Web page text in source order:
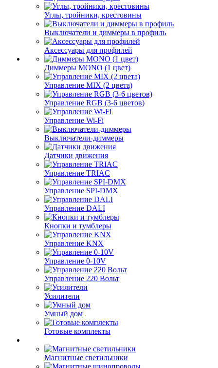
Углы, тройники, крестовины
Выключатели и диммеры в профиль
Аксессуары для профилей
Диммеры MONO (1 цвет)
Управление MIX (2 цвета)
Управление RGB (3-6 цветов)
Управление Wi-Fi
Выключатели-диммеры
Датчики движения
Управление TRIAC
Управление SPI-DMX
Управление DALI
Кнопки и тумблеры
Управление KNX
Управление 0-10V
Управление 220 Вольт
Усилители
Умный дом
Готовые комплекты
Магнитные светильники